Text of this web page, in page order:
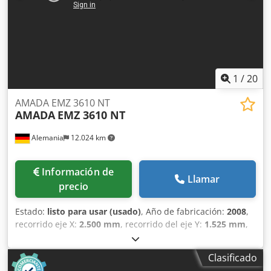
1 /20
Alemania 12.024 km
AMADA EMZ 3610 NT
AMADA EMZ 3610 NT
Información de
precio
Llamar
Estado: listo para usar (usado), Año de fabricación: 2008,
recorrido eje X: 2.500 mm, recorrido del eje Y: 1.525 mm,
, carga de la mesa:
ejes:2, Esta AMADA EMZ 3610 NT se fabricó en 2008.
Cuenta con una fuerza de prensado de 300 kN, puede
Clasificado